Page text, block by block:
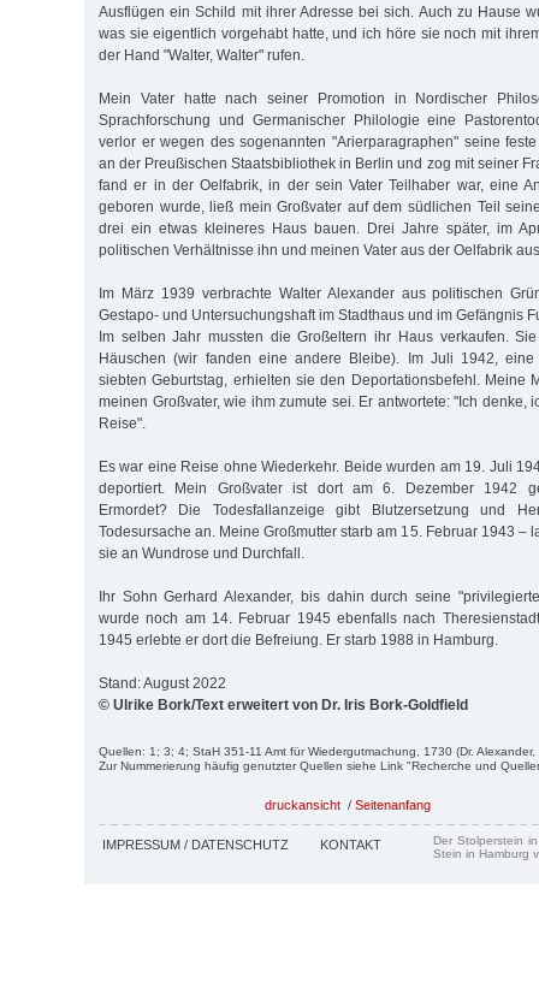
Ausflügen ein Schild mit ihrer Adresse bei sich. Auch zu Hause
was sie eigentlich vorgehabt hatte, und ich höre sie noch mit
der Hand "Walter, Walter" rufen.
Mein Vater hatte nach seiner Promotion in Nordischer
Sprachforschung und Germanischer Philologie eine
verlor er wegen des sogenannten "Arierparagraphen" seine
an der Preußischen Staatsbibliothek in Berlin und zog mit seiner
fand er in der Oelfabrik, in der sein Vater Teilhaber war, eine
geboren wurde, ließ mein Großvater auf dem südlichen Teil
drei ein etwas kleineres Haus bauen. Drei Jahre später, im
politischen Verhältnisse ihn und meinen Vater aus der Oelfabrik
Im März 1939 verbrachte Walter Alexander aus politischen
Gestapo- und Untersuchungshaft im Stadthaus und im Gefängnis
Im selben Jahr mussten die Großeltern ihr Haus verkaufen.
Häuschen (wir fanden eine andere Bleibe). Im Juli 1942,
siebten Geburtstag, erhielten sie den Deportationsbefehl. Meine
meinen Großvater, wie ihm zumute sei. Er antwortete: "Ich denke,
Reise".
Es war eine Reise ohne Wiederkehr. Beide wurden am 19. Juli
deportiert. Mein Großvater ist dort am 6. Dezember 1942
Ermordet? Die Todesfallanzeige gibt Blutzersetzung und
Todesursache an. Meine Großmutter starb am 15. Februar 1943 –
sie an Wundrose und Durchfall.
Ihr Sohn Gerhard Alexander, bis dahin durch seine
wurde noch am 14. Februar 1945 ebenfalls nach
1945 erlebte er dort die Befreiung. Er starb 1988 in Hamburg.
Stand: August 2022
© Ulrike Bork/Text erweitert von Dr. Iris Bork-Goldfield
Quellen: 1; 3; 4; StaH 351-11 Amt für Wiedergutmachung, 1730 (Dr. Alexander,
Zur Nummerierung häufig genutzter Quellen siehe Link "Recherche und
druckansicht / Seitenanfang
IMPRESSUM / DATENSCHUTZ KONTAKT
Der Stolperstein
Stein in Hamburg